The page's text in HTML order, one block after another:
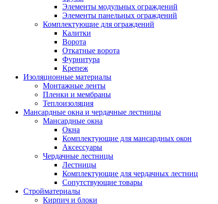
Элементы модульных ограждений
Элементы панельных ограждений
Комплектующие для ограждений
Калитки
Ворота
Откатные ворота
Фурнитура
Крепеж
Изоляционные материалы
Монтажные ленты
Пленки и мембраны
Теплоизоляция
Мансардные окна и чердачные лестницы
Мансардные окна
Окна
Комплектующие для мансардных окон
Аксессуары
Чердачные лестницы
Лестницы
Комплектующие для чердачных лестниц
Сопутствующие товары
Стройматериалы
Кирпич и блоки